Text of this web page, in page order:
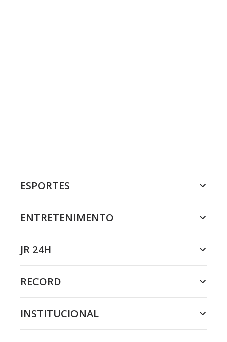
ESPORTES
ENTRETENIMENTO
JR 24H
RECORD
INSTITUCIONAL